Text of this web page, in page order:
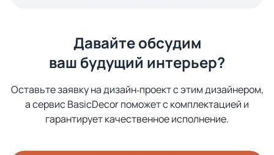
Давайте обсудим
ваш будущий интерьер?
Оставьте заявку на дизайн‑проект с этим дизайнером,
а сервис BasicDecor поможет с комплектацией и
гарантирует качественное исполнение.